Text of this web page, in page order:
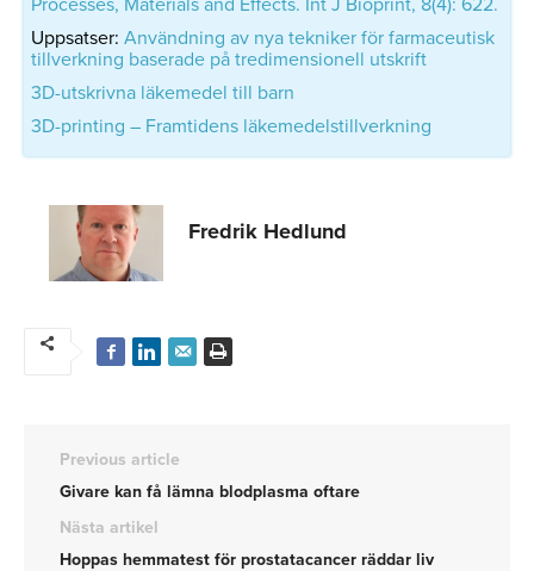
Uppsatser: Användning av nya tekniker för farmaceutisk
tillverkning baserade på tredimensionell utskrift
3D-utskrivna läkemedel till barn
3D-printing – Framtidens läkemedelstillverkning
Fredrik Hedlund
Previous article
Givare kan få lämna blodplasma oftare
Nästa artikel
Hoppas hemmatest för prostatacancer räddar liv